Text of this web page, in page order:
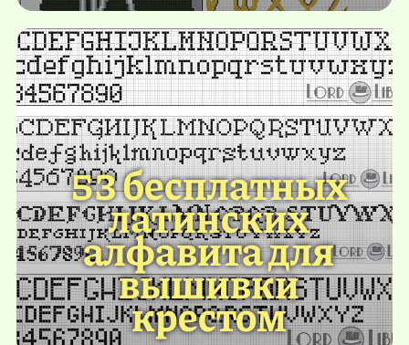
53 бесплатных
латинских
алфавита для
вышивки
крестом